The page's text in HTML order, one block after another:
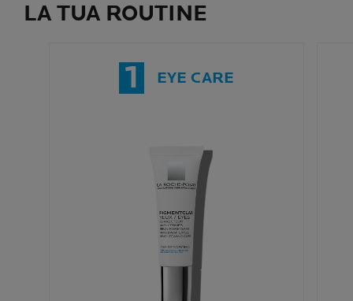
LA TUA ROUTINE
1 EYE CARE